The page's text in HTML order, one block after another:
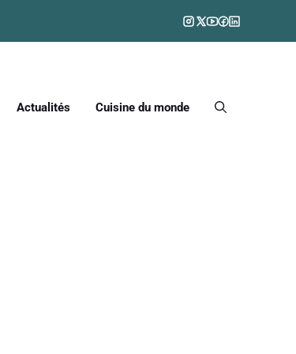
Actualités Cuisine du monde